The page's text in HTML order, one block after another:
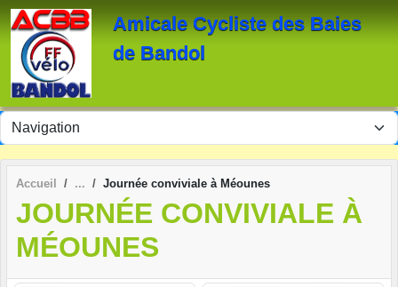
Amicale Cycliste des Baies
de Bandol
Accueil Journée conviviale à Méounes
JOURNÉE CONVIVIALE À
MÉOUNES
Panneau de gestion des cookies